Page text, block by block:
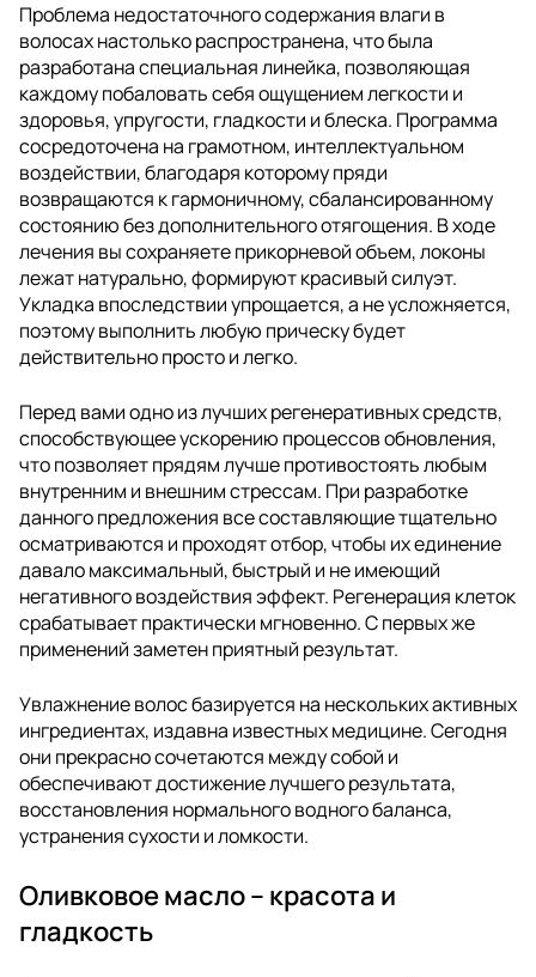
Проблема недостаточного содержания влаги в
волосах настолько распространена, что была
разработана специальная линейка, позволяющая
каждому побаловать себя ощущением легкости и
здоровья, упругости, гладкости и блеска. Программа
сосредоточена на грамотном, интеллектуальном
воздействии, благодаря которому пряди
возвращаются к гармоничному, сбалансированному
состоянию без дополнительного отягощения. В ходе
лечения вы сохраняете прикорневой объем, локоны
лежат натурально, формируют красивый силуэт.
Укладка впоследствии упрощается, а не усложняется,
поэтому выполнить любую прическу будет
действительно просто и легко.
Перед вами одно из лучших регенеративных средств,
способствующее ускорению процессов обновления,
что позволяет прядям лучше противостоять любым
внутренним и внешним стрессам. При разработке
данного предложения все составляющие тщательно
осматриваются и проходят отбор, чтобы их единение
давало максимальный, быстрый и не имеющий
негативного воздействия эффект. Регенерация клеток
срабатывает практически мгновенно. С первых же
применений заметен приятный результат.
Увлажнение волос базируется на нескольких активных
ингредиентах, издавна известных медицине. Сегодня
они прекрасно сочетаются между собой и
обеспечивают достижение лучшего результата,
восстановления нормального водного баланса,
устранения сухости и ломкости.
Оливковое масло – красота и
гладкость